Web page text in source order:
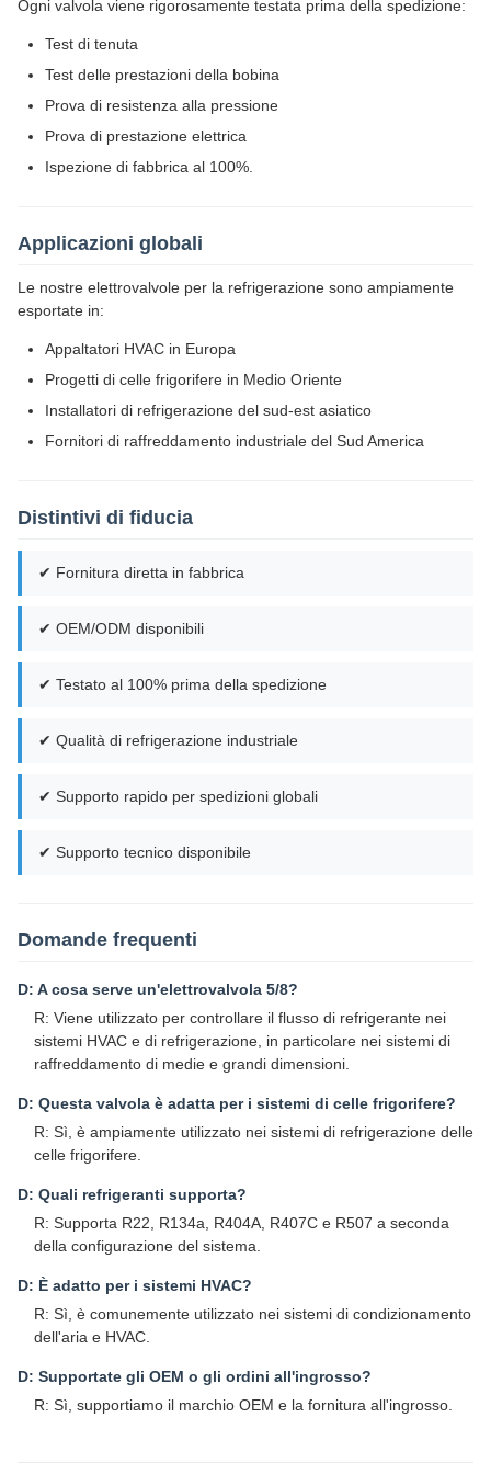
Ogni valvola viene rigorosamente testata prima della spedizione:
Test di tenuta
Test delle prestazioni della bobina
Prova di resistenza alla pressione
Prova di prestazione elettrica
Ispezione di fabbrica al 100%.
Applicazioni globali
Le nostre elettrovalvole per la refrigerazione sono ampiamente
esportate in:
Appaltatori HVAC in Europa
Progetti di celle frigorifere in Medio Oriente
Installatori di refrigerazione del sud-est asiatico
Fornitori di raffreddamento industriale del Sud America
Distintivi di fiducia
✔ Fornitura diretta in fabbrica
✔ OEM/ODM disponibili
✔ Testato al 100% prima della spedizione
✔ Qualità di refrigerazione industriale
✔ Supporto rapido per spedizioni globali
✔ Supporto tecnico disponibile
Domande frequenti
D: A cosa serve un'elettrovalvola 5/8?
R: Viene utilizzato per controllare il flusso di refrigerante nei
sistemi HVAC e di refrigerazione, in particolare nei sistemi di
raffreddamento di medie e grandi dimensioni.
D: Questa valvola è adatta per i sistemi di celle frigorifere?
R: Sì, è ampiamente utilizzato nei sistemi di refrigerazione delle
celle frigorifere.
D: Quali refrigeranti supporta?
R: Supporta R22, R134a, R404A, R407C e R507 a seconda
della configurazione del sistema.
D: È adatto per i sistemi HVAC?
R: Sì, è comunemente utilizzato nei sistemi di condizionamento
dell'aria e HVAC.
D: Supportate gli OEM o gli ordini all'ingrosso?
R: Sì, supportiamo il marchio OEM e la fornitura all'ingrosso.